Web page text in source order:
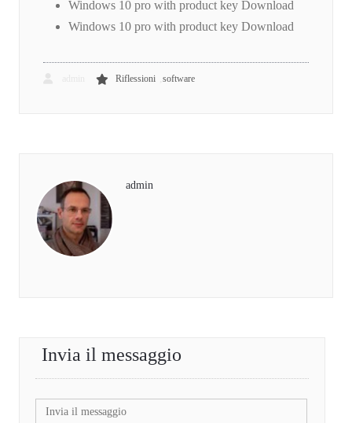
Windows 10 pro with product key Download
Windows 10 pro with product key Download
Riflessioni software
admin
Invia il messaggio